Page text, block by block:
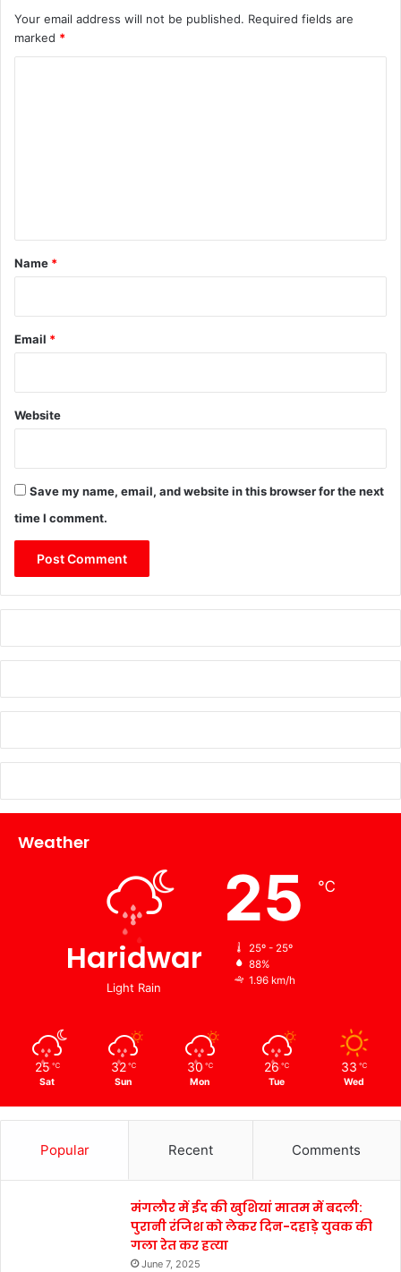
Your email address will not be published. Required fields are
marked *
*
Name *
Email *
Website
Save my name, email, and website in this browser for the next
time I comment.
Weather
Haridwar
Light Rain
25 ℃
25º - 25º
88%
1.96 km/h
25 ℃
Sat
32 ℃
Sun
30 ℃
Mon
26 ℃
Tue
33 ℃
Wed
Popular Recent Comments
मंगलौर में ईद की खुशियां मातम में बदली:
पुरानी रंजिश को लेकर दिन-दहाड़े युवक की
गला रेत कर हत्या
June 7, 2025